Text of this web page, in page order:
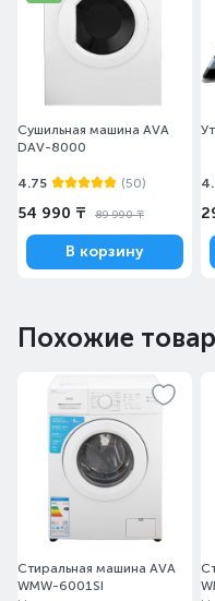
Сушильная машина AVA
DAV-8000
4.75 (50)
54 990 ₸ 89 990 ₸
В корзину
Похожие
Стиральная машина AVA
WMW-6001SI